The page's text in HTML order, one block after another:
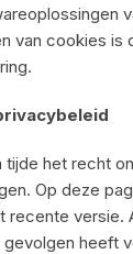
van cookies is
tijde het recht
Op deze
recente versie.
heeft